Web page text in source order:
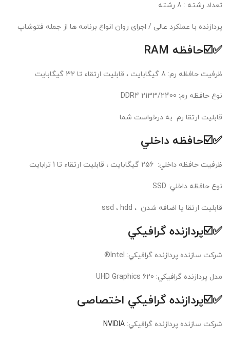
تعداد رشته : 8 رشته
پردازنده با عملکرد عالی / اجرای روان انواع برنامه ها از جمله فتوشاپ
✅☑️حافظه RAM
ظرفيت حافظه رم: 8 گیگابایت ، قابلیت ارتقاء تا 32 گیگابایت
نوع حافظه رم: DDR4 2133/2400
قابلیت ارتقا رم به درخواست شما
✅☑️حافظه داخلي
ظرفيت حافظه داخلي: 256 گیگابایت ، قابلیت ارتقاء تا 1 ترابایت
نوع حافظه داخلي: SSD
قابلیت ارتقا یا اضافه شدن ، ssd ، hdd
✅☑️پردازنده گرافيکي
شرکت سازنده پردازنده گرافيکي: Intel®
مدل پردازنده گرافيکي: UHD Graphics 620
✅☑️پردازنده گرافيکي اختصاصی
شرکت سازنده پردازنده گرافيکي: NVIDIA